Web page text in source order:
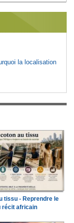
la localisation
tissu - Reprendre le
récit africain